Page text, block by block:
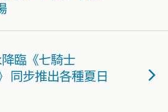
臨《七騎士
同步推出各種夏日